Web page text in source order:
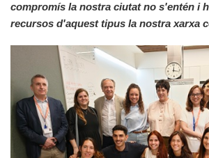
compromís la nostra ciutat no s'entén i
recursos d'aquest tipus la nostra xarxa